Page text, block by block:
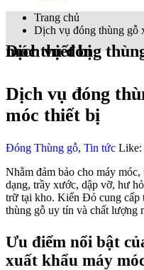
Trang chủ
Dịch vụ đóng thùng gỗ
Dịch vụ đóng thùng gỗ xuất khẩu máy móc thiết bị
Dịch vụ đóng
móc thiết bị
Đóng Thùng gỗ, Tin tức Like:
Nhằm đảm bảo cho máy
dạng, trầy xước, dập vỡ, hư
trữ tại kho. Kiến Đỏ cung cấp
thùng gỗ uy tín và chất lượng
Ưu điểm nổi bật
xuất khẩu máy